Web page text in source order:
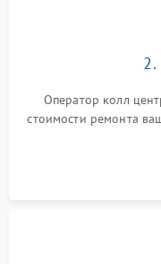
2.
Оператор колл
стоимости ремонта